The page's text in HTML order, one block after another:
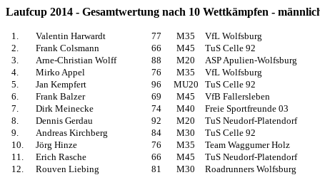
Laufcup 2014 - Gesamtwertung nach 10 Wettkämpfen -
1. Valentin Harwardt 77 M35
VfL Wolfsburg
2.
Frank Colsmann 66 M45
TuS Celle 92
3.
Arne-Christian Wolff 88 M20
ASP Apulien-Wolfsburg
4.
Mirko Appel 76 M35
VfL Wolfsburg
5.
Jan Kempfert 96 MU20
TuS Celle 92
6.
Frank Balzer 69 M45
VfB Fallersleben
7.
Dirk Meinecke 74 M40
Freie Sportfreunde 03
8.
Dennis Gerdau 92 M20
TuS Neudorf-Platendorf
9.
Andreas Kirchberg 84 M30
TuS Celle 92
10.
Jörg Hinze 76 M35
Team Waggumer Holz
11.
Erich Rasche 66 M45
TuS Neudorf-Platendorf
12.
Rouven Liebing 81 M30
Roadrunners Wolfsburg